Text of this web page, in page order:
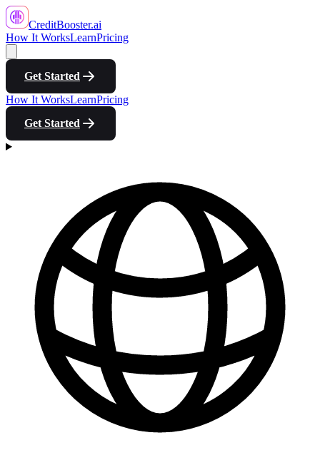
CreditBooster.ai
How It WorksLearnPricing
Get Started
How It WorksLearnPricing
Get Started